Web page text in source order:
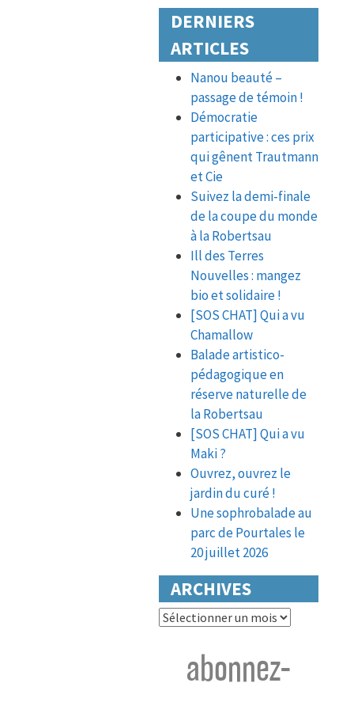
DERNIERS
ARTICLES
Nanou beauté –
passage de témoin !
Démocratie
participative : ces prix
qui gênent Trautmann
et Cie
Suivez la demi-finale
de la coupe du monde
à la Robertsau
Ill des Terres
Nouvelles : mangez
bio et solidaire !
[SOS CHAT] Qui a vu
Chamallow
Balade artistico-
pédagogique en
réserve naturelle de
la Robertsau
[SOS CHAT] Qui a vu
Maki ?
Ouvrez, ouvrez le
jardin du curé !
Une sophrobalade au
parc de Pourtales le
20 juillet 2026
ARCHIVES
Archives
abonnez-